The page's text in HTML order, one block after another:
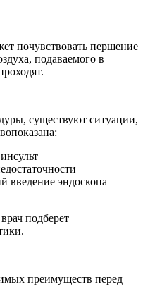
почувствовать першение
подаваемого в
существуют ситуации,
введение эндоскопа
подберет
преимуществ перед